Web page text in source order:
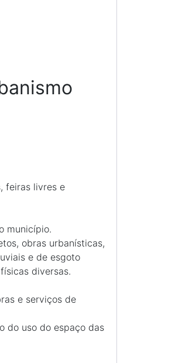
feiras livres e
município.
obras urbanísticas,
e de esgoto
diversas.
e serviços de
do uso do espaço das